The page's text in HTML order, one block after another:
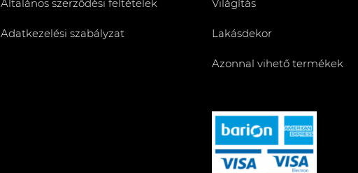
Általános szerződési feltételek
Adatkezelési szabályzat
Világítás
Lakásdekor
Azonnal vihető termékek